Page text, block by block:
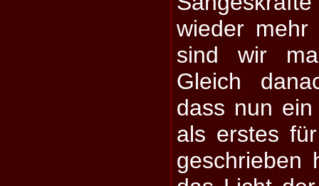
wieder mehr
sind wir
Gleich
dass nun
als erstes
geschrieben